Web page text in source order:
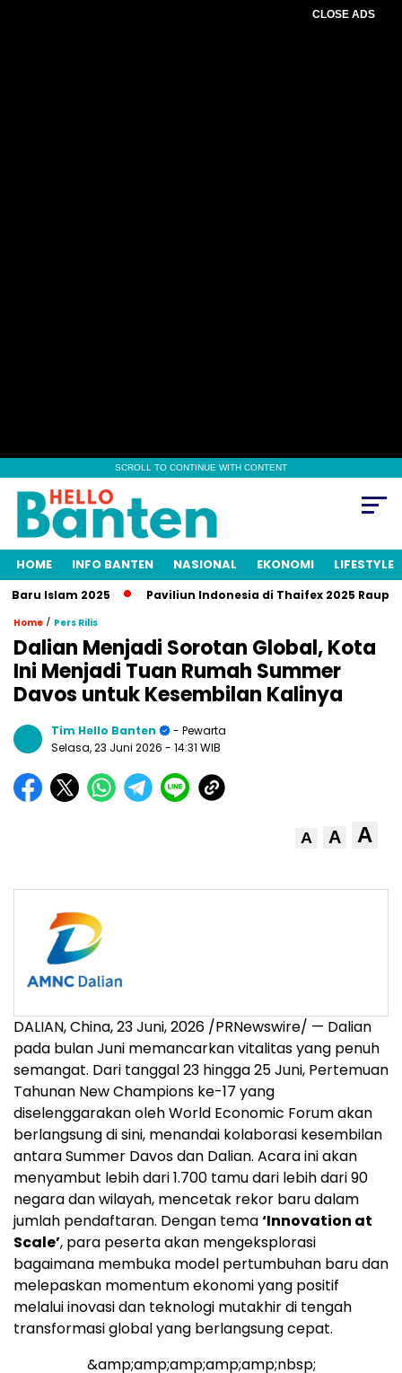
CLOSE ADS
SCROLL TO CONTINUE WITH CONTENT
HOME INFO BANTEN NASIONAL EKONOMI LIFESTYLE
Islam 2025 Paviliun Indonesia di Thaifex 2025 Raup
Home / Pers Rilis
Dalian Menjadi Sorotan Global, Kota
Ini Menjadi Tuan Rumah Summer
Davos untuk Kesembilan Kalinya
Tim Hello Banten
- Pewarta
Selasa, 23 Juni 2026 - 14:31 WIB
A A A
DALIAN, China,23 Juni, 2026 /PRNewswire/ — Dalian
pada bulan Juni memancarkan vitalitas yang penuh
semangat. Dari tanggal 23 hingga 25 Juni, Pertemuan
Tahunan New Champions ke-17 yang
diselenggarakan oleh World Economic Forum akan
berlangsung di sini, menandai kolaborasi kesembilan
antara Summer Davos dan Dalian. Acara ini akan
menyambut lebih dari 1.700 tamu dari lebih dari 90
negara dan wilayah, mencetak rekor baru dalam
jumlah pendaftaran. Dengan tema‘Innovation at
Scale’, para peserta akan mengeksplorasi
bagaimana membuka model pertumbuhan baru dan
melepaskan momentum ekonomi yang positif
melalui inovasi dan teknologi mutakhir di tengah
transformasi global yang berlangsung cepat.
&amp;amp;amp;amp;amp;nbsp;